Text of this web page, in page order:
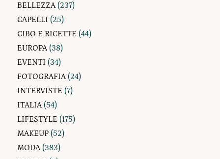
BELLEZZA(237)
CAPELLI (25)
CIBO E RICETTE (44)
EUROPA(38)
EVENTI (34)
FOTOGRAFIA(24)
INTERVISTE (7)
ITALIA(54)
LIFESTYLE (175)
MAKEUP (52)
MODA(383)